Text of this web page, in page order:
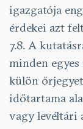
igazgatója
érdekei azt
7.8. A
minden
külön
időtartama
vagy levéltári